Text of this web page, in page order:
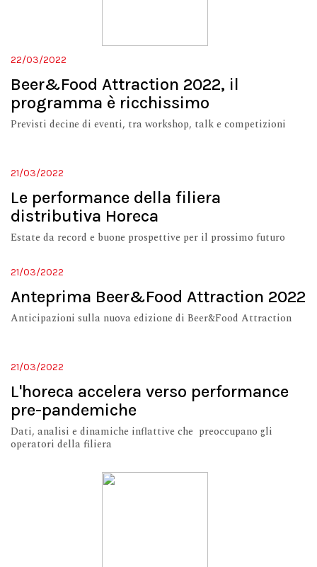
22/03/2022
Beer&Food Attraction 2022, il
programma è ricchissimo
Previsti decine di eventi, tra workshop, talk e competizioni
21/03/2022
Le performance della filiera
distributiva Horeca
Estate da record e buone prospettive per il prossimo futuro
21/03/2022
Anteprima Beer&Food Attraction 2022
Anticipazioni sulla nuova edizione di Beer&Food Attraction
21/03/2022
L'horeca accelera verso performance
pre-pandemiche
Dati, analisi e dinamiche inflattive che preoccupano gli
operatori della filiera